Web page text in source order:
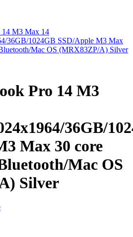
M3 Max 14
36GB/1024GB SSD/Apple M3 Max
Mac OS (MRX83ZP/A) Silver
Pro 14 M3
36GB/
Max 30 core
Mac OS
Silver